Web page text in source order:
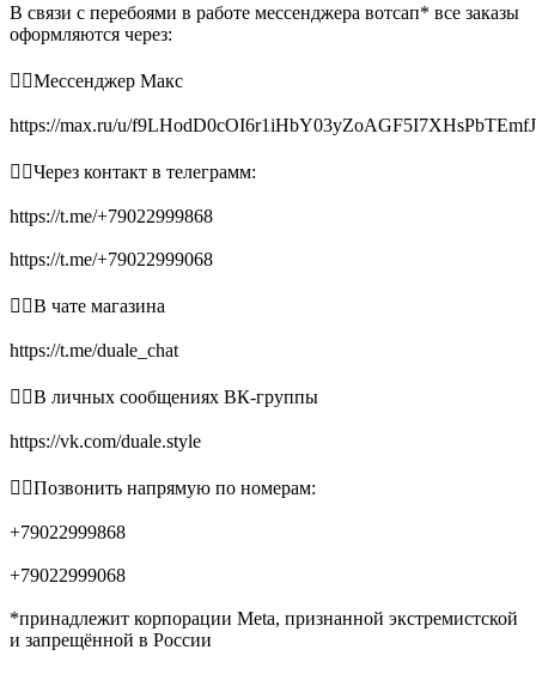
В связи с перебоями в работе мессенджера вотсап* все заказы
оформляются через:
👉🏻Мессенджер Макс
https://max.ru/u/
👉🏻Через контакт в телеграмм:
https://t.me/+79022999868
https://t.me/+79022999068
👉🏻В чате магазина
https://t.me/duale_chat
👉🏻В личных сообщениях ВК-группы
https://vk.com/duale.style
👉🏻Позвонить напрямую по номерам:
+79022999868
+79022999068
*принадлежит корпорации Meta, признанной экстремистской
и запрещённой в России